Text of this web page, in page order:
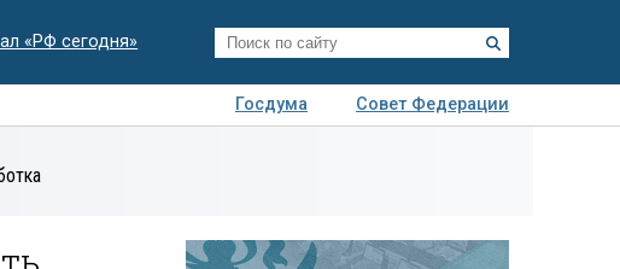
«РФ сегодня»
Госдума
Совет Федерации